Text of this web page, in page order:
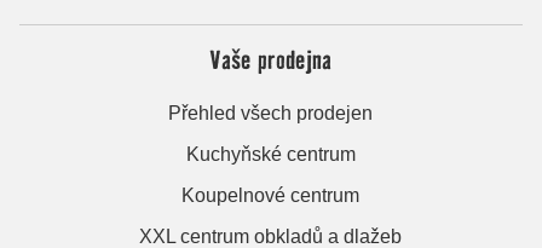
Vaše prodejna
Přehled všech prodejen
Kuchyňské centrum
Koupelnové centrum
XXL centrum obkladů a dlažeb